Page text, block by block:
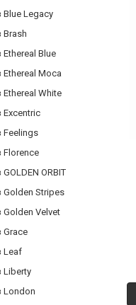
Legacy
Blue
Moca
White
ORBIT
Stripes
Velvet
Leaf
Liberty
London